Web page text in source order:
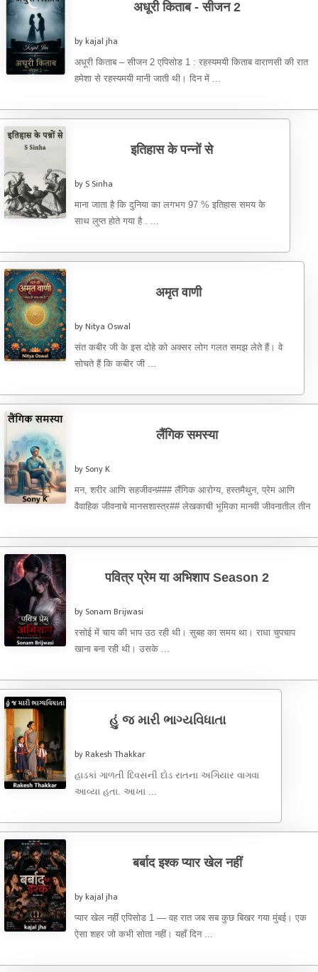
अधूरी किताब - सीजन 2
by kajal jha
अधूरी किताब – सीजन 2 एपिसोड 1 : रहस्यमयी किताब वाराणसी की रात
हमेशा से रहस्यमयी मानी जाती थी। दिन में ...
इतिहास के पन्नों से
by S Sinha
माना जाता है कि दुनिया का लगभग 97 % इतिहास समय के
साथ लुप्त होते गया है . ...
अमृत वाणी
by Nitya Oswal
संत कबीर जी के इस दोहे को अक्सर लोग गलत समझ लेते हैं। वे
सोचते हैं कि कबीर जी ...
लैंगिक समस्या
by Sony K
मन, शरीर आणि सहजीवन### लैंगिक आरोग्य, हस्तमैथुन, प्रेम आणि
वैवाहिक जीवनाचे मानसशास्त्र## लेखकाची भूमिका मानवी जीवनातील तीन
पवित्र प्रेम या अभिशाप Season 2
by Sonam Brijwasi
रसोई में चाय की भाप उठ रही थी। सुबह का समय था। राधा चुपचाप
खाना बना रही थी। उसके ...
હું જ મારી ભાગ્યવિધાતા
by Rakesh Thakkar
હાડકાં ગાળતી દિવસની દોડ રાતના અગિયાર વાગવા
આવ્યા હતા. આખા ...
बर्बाद इश्क प्यार खेल नहीं
by kajal jha
प्यार खेल नहीं एपिसोड 1 — वह रात जब सब कुछ बिखर गया मुंबई। एक
ऐसा शहर जो कभी सोता नहीं। यहाँ दिन ...